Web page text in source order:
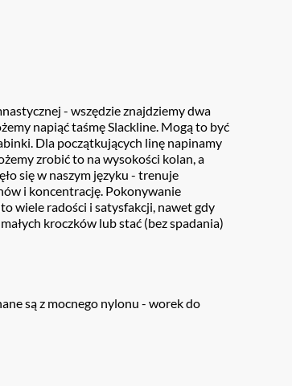
- wszędzie znajdziemy dwa
napiąć taśmę Slackline. Mogą to być
Dla początkujących linę napinamy
zrobić to na wysokości kolan, a
się w naszym języku - trenuje
i koncentrację. Pokonywanie
wiele radości i satysfakcji, nawet gdy
kroczków lub stać (bez spadania)
są z mocnego nylonu - worek do